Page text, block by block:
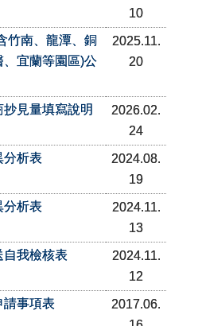
10
竹南、龍潭、銅
、宜蘭等園區)公
2025.11.
20
見量填寫說明
2026.02.
24
分析表
2024.08.
19
分析表
2024.11.
13
自我檢核表
2024.11.
12
請事項表
2017.06.